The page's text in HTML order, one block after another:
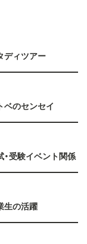
ディツアー
ベのセンセイ
・受験イベント関係
生の活躍